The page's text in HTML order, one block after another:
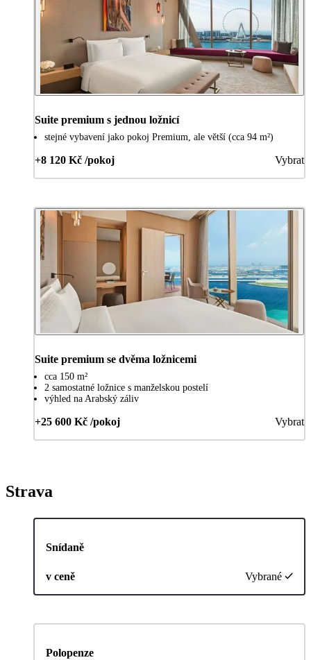
Suite premium s jednou ložnicí
stejné vybavení jako pokoj Premium, ale větší (cca 94 m²)
+8 120 Kč /pokoj Vybrat
Suite premium se dvěma ložnicemi
cca 150 m²
2 samostatné ložnice s manželskou postelí
výhled na Arabský záliv
+25 600 Kč /pokoj Vybrat
Strava
Snídaně
v ceně Vybrané
Polopenze